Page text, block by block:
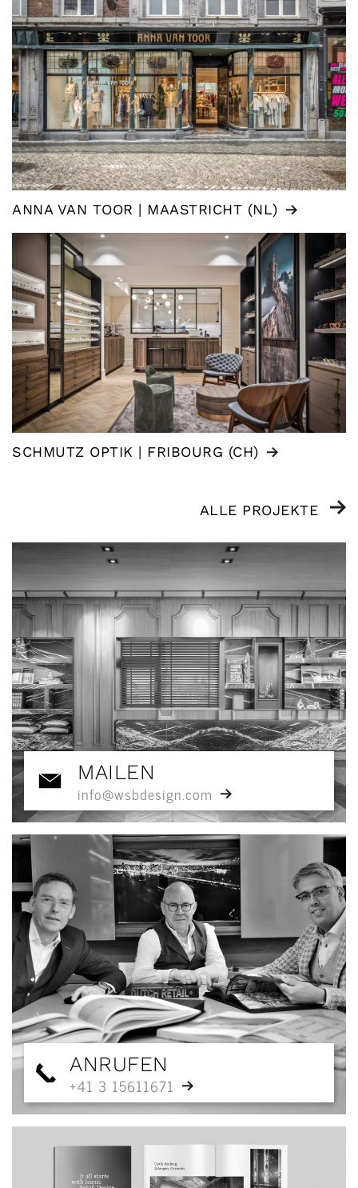
ANNA VAN TOOR | MAASTRICHT (NL)
SCHMUTZ OPTIK | FRIBOURG (CH)
ALLE PROJEKTE
MAILEN
info@wsbdesign.com
ANRUFEN
+41 3 15611671